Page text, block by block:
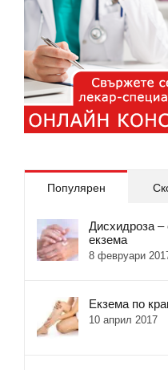
Популярен
Дисхидроза –
екзема
8 февруари
Екзема по
10 април 2017